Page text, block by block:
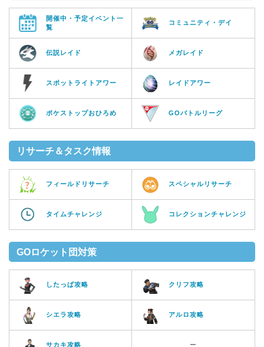
開催中・予定イベント一
覧
コミュニティ・デイ
伝説レイド メガレイド
スポットライトアワー レイドアワー
ポケストップおひろめ GOバトルリーグ
リサーチ＆タスク情報
フィールドリサーチ スペシャルリサーチ
タイムチャレンジ コレクションチャレンジ
GOロケット団対策
したっぱ攻略 クリフ攻略
シエラ攻略 アルロ攻略
サカキ攻略 ー